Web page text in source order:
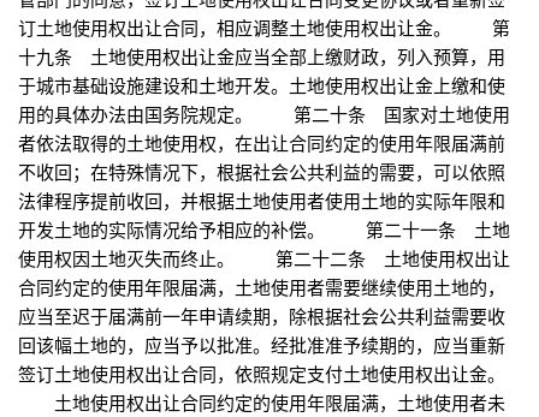
订土地使用权出让合同，相应调整土地使用权出让金。 第
十九条 土地使用权出让金应当全部上缴财政，列入预算，用
于城市基础设施建设和土地开发。土地使用权出让金上缴和使
用的具体办法由国务院规定。 第二十条 国家对土地使用
者依法取得的土地使用权，在出让合同约定的使用年限届满前
不收回；在特殊情况下，根据社会公共利益的需要，可以依照
法律程序提前收回，并根据土地使用者使用土地的实际年限和
开发土地的实际情况给予相应的补偿。 第二十一条 土地
使用权因土地灭失而终止。 第二十二条 土地使用权出让
合同约定的使用年限届满，土地使用者需要继续使用土地的，
应当至迟于届满前一年申请续期，除根据社会公共利益需要收
回该幅土地的，应当予以批准。经批准准予续期的，应当重新
签订土地使用权出让合同，依照规定支付土地使用权出让金。
土地使用权出让合同约定的使用年限届满，土地使用者未